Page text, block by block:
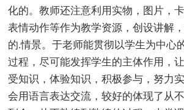
化的。教师还注意利用实物，图片，
表情动作等作为教学资源，创设讲解
的.情景。于老师能贯彻以学生为中心
过程，尽可能发挥学生的主体作用，
受知识，体验知识，积极参与，努力
会用语言表达交流，较好的体现了从